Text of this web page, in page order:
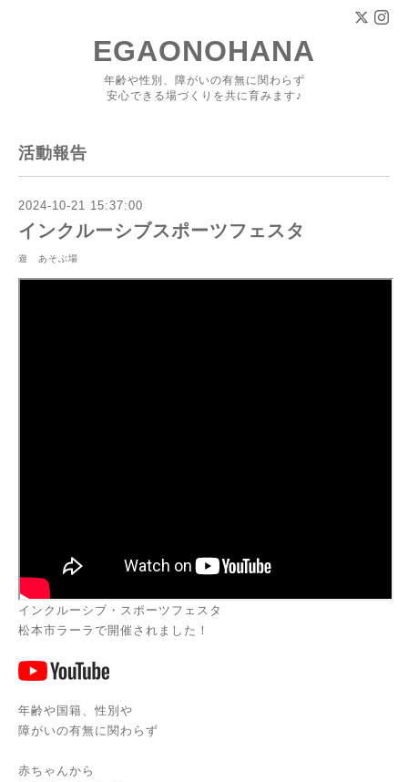
EGAONOHANA
年齢や性別、障がいの有無に関わらず
安心できる場づくりを共に育みます♪
活動報告
2024-10-21 15:37:00
インクルーシブスポーツフェスタ
遊 あそぶ場
インクルーシブ・スポーツフェスタ
松本市ラーラで開催されました！
年齢や国籍、性別や
障がいの有無に関わらず
赤ちゃんから